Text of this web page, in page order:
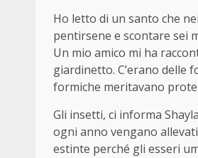
Ho letto di un santo che
pentirsene e scontare sei
Un mio amico mi ha
giardinetto. C’erano delle
formiche meritavano
Gli insetti, ci informa
ogni anno vengano
estinte perché gli esseri